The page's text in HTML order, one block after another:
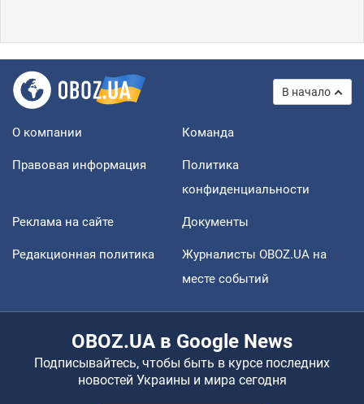
В начало
О компании Команда
Правовая информация
Политика
конфиденциальности
Реклама на сайте Документы
Редакционная политика
Журналисты OBOZ.UA на
месте событий
OBOZ.UA в Google News
Подписывайтесь, чтобы быть в курсе последних
новостей Украины и мира сегодня